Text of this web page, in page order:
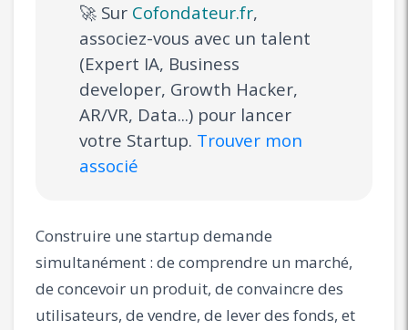
🚀 Sur Cofondateur.fr,
associez-vous avec un talent
(Expert IA, Business
developer, Growth Hacker,
AR/VR, Data...) pour lancer
votre Startup. Trouver mon
associé
Construire une startup demande
simultanément : de comprendre un marché,
de concevoir un produit, de convaincre des
utilisateurs, de vendre, de lever des fonds, et